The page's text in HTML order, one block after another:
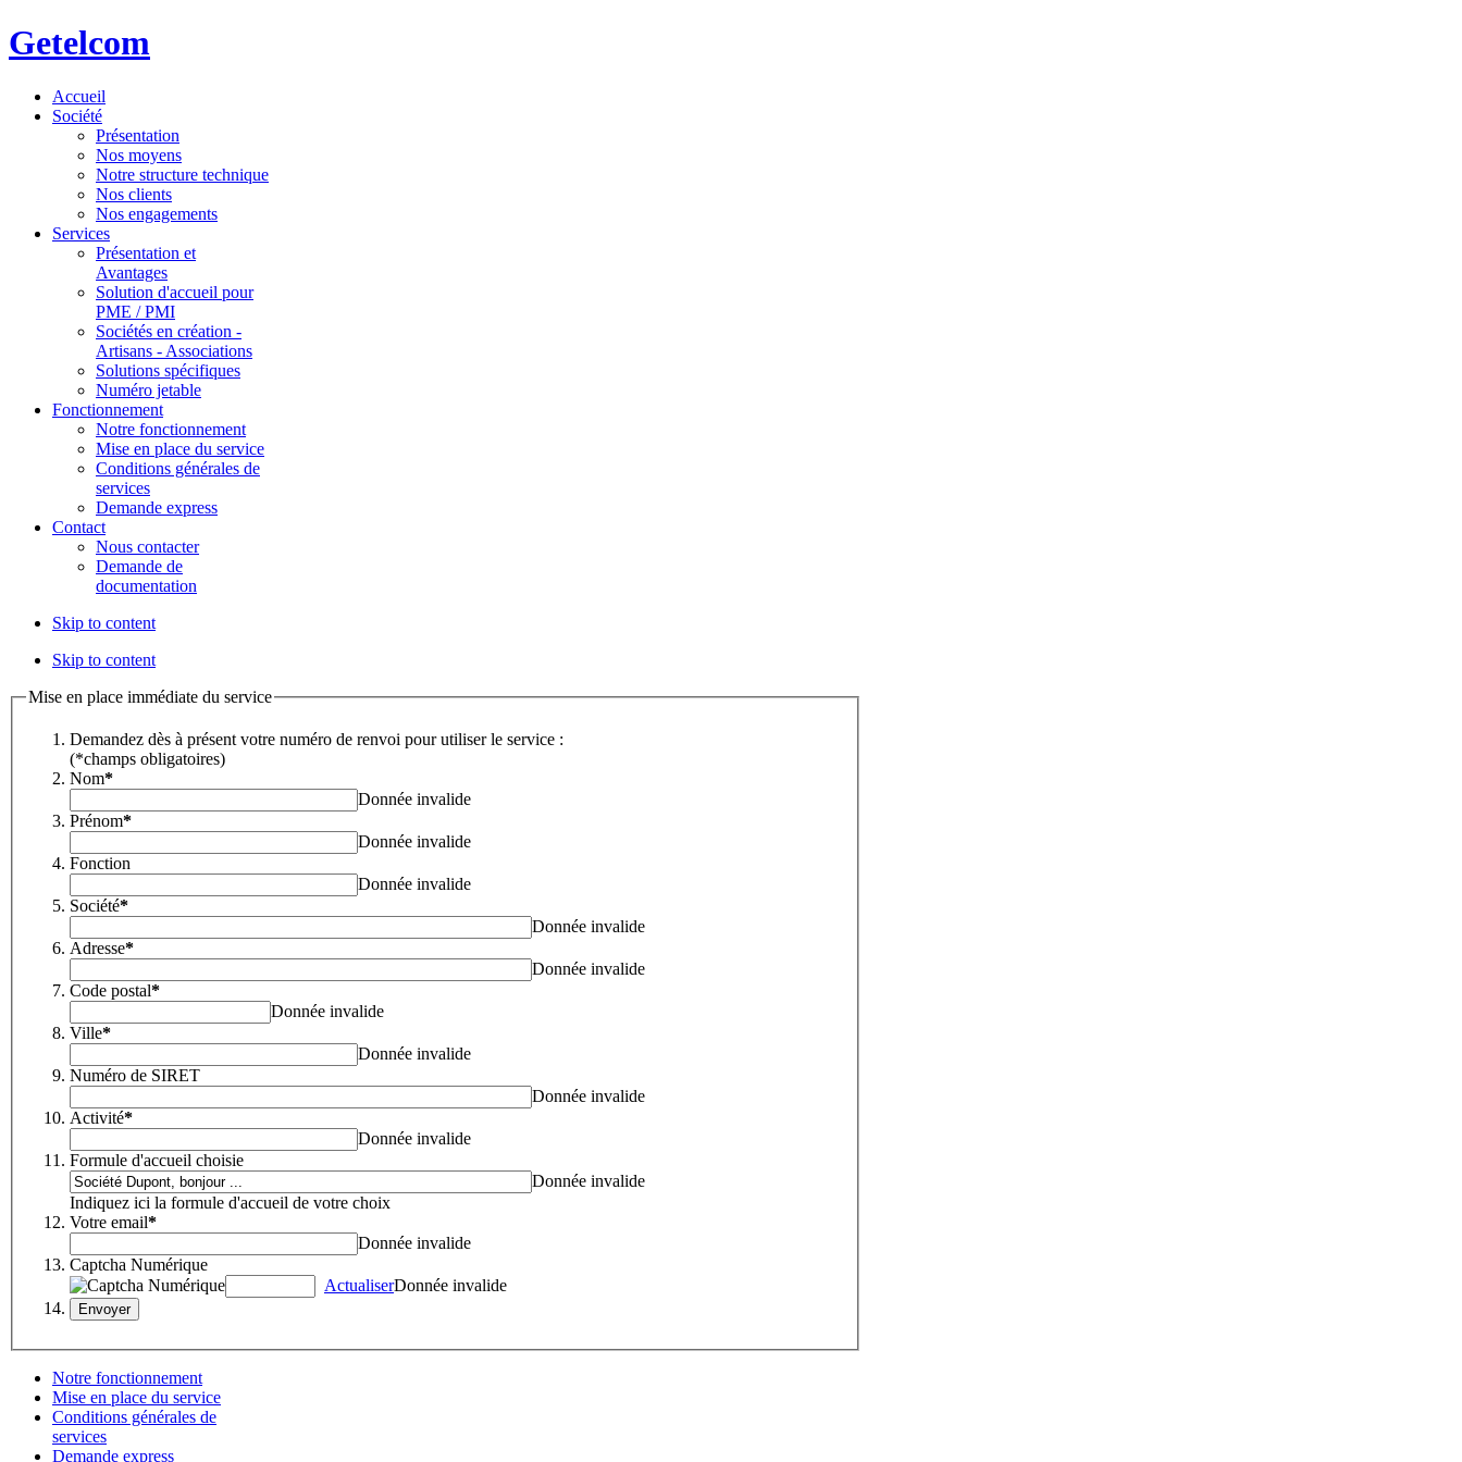
Getelcom
Accueil
Société
Présentation
Nos moyens
Notre structure technique
Nos clients
Nos engagements
Services
Présentation et
Avantages
Solution d'accueil pour
PME / PMI
Sociétés en création -
Artisans - Associations
Solutions spécifiques
Numéro jetable
Fonctionnement
Notre fonctionnement
Mise en place du service
Conditions générales de
services
Demande express
Contact
Nous contacter
Demande de
documentation
Skip to content
Skip to content
Mise en place immédiate du service
Demandez dès à présent votre numéro de renvoi pour utiliser le service :
(*champs obligatoires)
Nom*
Donnée invalide
Prénom*
Donnée invalide
Fonction
Donnée invalide
Société*
Donnée invalide
Adresse*
Donnée invalide
Code postal*
Donnée invalide
Ville*
Donnée invalide
Numéro de SIRET
Donnée invalide
Activité*
Donnée invalide
Formule d'accueil choisie
Donnée invalide
Indiquez ici la formule d'accueil de votre choix
Votre email*
Donnée invalide
Captcha Numérique
ActualiserDonnée invalide
Notre fonctionnement
Mise en place du service
Conditions générales de
services
Demande express